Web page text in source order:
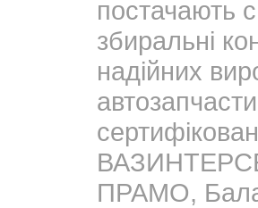
постачають
збиральні
надійних
ПРАМО,